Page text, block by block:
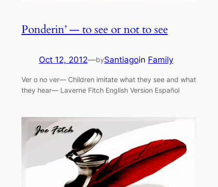
Ponderin’ — to see or not to see
Oct 12, 2012—bySantiagoin Family
Ver o no ver— Children imitate what they see and what
they hear— Laverne Fitch English Version Español